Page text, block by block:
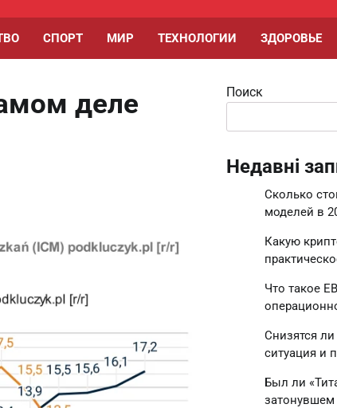
СПОРТ МИР ТЕХНОЛОГИИ ЗДОРОВЬЕ
деле
Поиск
Недавні
Сколько
моделей в
Какую
Что такое
Снизятся
ситуация и
Был ли
затонувшем